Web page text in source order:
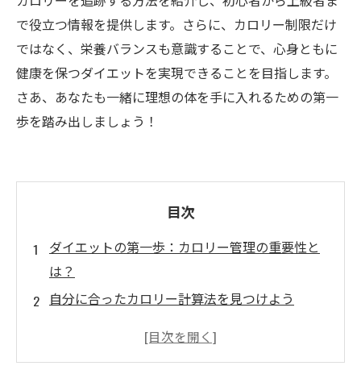
で役立つ情報を提供します。さらに、カロリー制限だけ
ではなく、栄養バランスも意識することで、心身ともに
健康を保つダイエットを実現できることを目指します。
さあ、あなたも一緒に理想の体を手に入れるための第一
歩を踏み出しましょう！
目次
ダイエットの第一歩：カロリー管理の重要性と
は？
自分に合ったカロリー計算法を見つけよう
食事管理が鍵！痩せるための具体的な方法